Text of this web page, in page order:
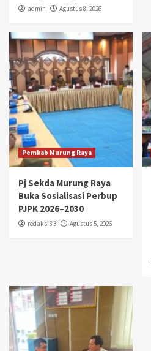
admin Agustus 8, 2026
Pemkab Murung Raya
Pj Sekda Murung Raya
Buka Sosialisasi Perbup
PJPK 2026–2030
redaksi3 3 Agustus 5, 2026